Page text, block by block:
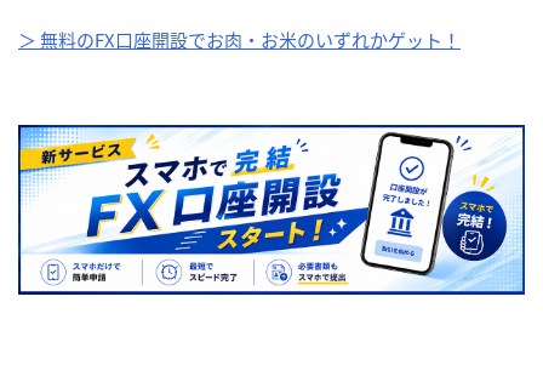
＞ 無料のFX口座開設でお肉・お米のいずれかゲット！